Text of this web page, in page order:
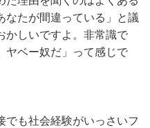
までと法律で定まってい
超えたら仕事を終わりに
か。それをしないで残業
い。人事課から見たら、
ちょっと解釈が違うのでは
なたが間違っている」と議
かしいですよ。非常識で
ヤベー奴だ」って感じで
でも社会経験がいっさいフ